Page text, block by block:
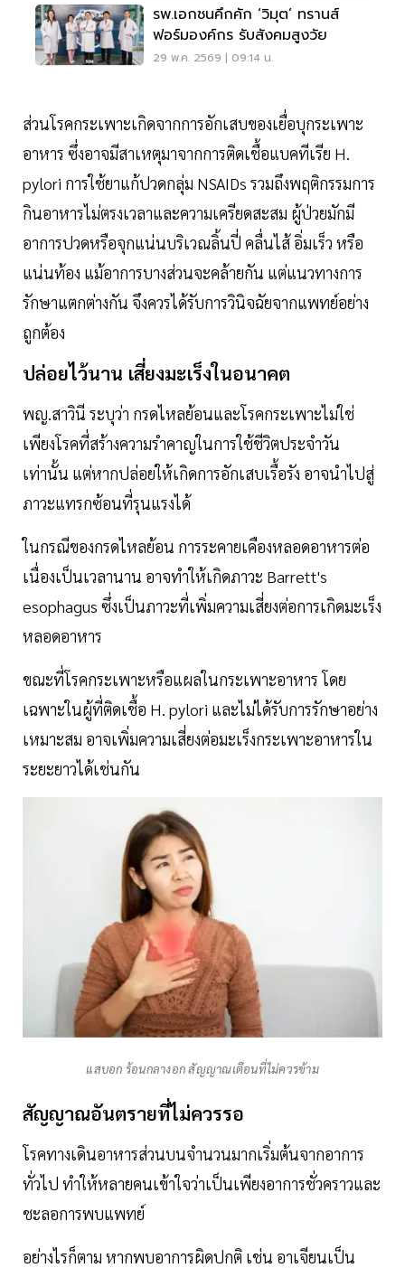
รพ.เอกชนคึกคัก ‘วิมุต’ ทรานส์
ฟอร์มองค์กร รับสังคมสูงวัย
29 พ.ค. 2569 | 09:14 น.
ส่วนโรคกระเพาะเกิดจากการอักเสบของเยื่อบุกระเพาะ
อาหาร ซึ่งอาจมีสาเหตุมาจากการติดเชื้อแบคทีเรีย H.
pylori การใช้ยาแก้ปวดกลุ่ม NSAIDs รวมถึงพฤติกรรมการ
กินอาหารไม่ตรงเวลาและความเครียดสะสม ผู้ป่วยมักมี
อาการปวดหรือจุกแน่นบริเวณลิ้นปี่ คลื่นไส้ อิ่มเร็ว หรือ
แน่นท้อง แม้อาการบางส่วนจะคล้ายกัน แต่แนวทางการ
รักษาแตกต่างกัน จึงควรได้รับการวินิจฉัยจากแพทย์อย่าง
ถูกต้อง
ปล่อยไว้นาน เสี่ยงมะเร็งในอนาคต
พญ.สาวินี ระบุว่า กรดไหลย้อนและโรคกระเพาะไม่ใช่
เพียงโรคที่สร้างความรำคาญในการใช้ชีวิตประจำวัน
เท่านั้น แต่หากปล่อยให้เกิดการอักเสบเรื้อรัง อาจนำไปสู่
ภาวะแทรกซ้อนที่รุนแรงได้
ในกรณีของกรดไหลย้อน การระคายเคืองหลอดอาหารต่อ
เนื่องเป็นเวลานาน อาจทำให้เกิดภาวะ Barrett's
esophagus ซึ่งเป็นภาวะที่เพิ่มความเสี่ยงต่อการเกิดมะเร็ง
หลอดอาหาร
ขณะที่โรคกระเพาะหรือแผลในกระเพาะอาหาร โดย
เฉพาะในผู้ที่ติดเชื้อ H. pylori และไม่ได้รับการรักษาอย่าง
เหมาะสม อาจเพิ่มความเสี่ยงต่อมะเร็งกระเพาะอาหารใน
ระยะยาวได้เช่นกัน
แสบอก ร้อนกลางอก สัญญาณเตือนที่ไม่ควรข้าม
สัญญาณอันตรายที่ไม่ควรรอ
โรคทางเดินอาหารส่วนบนจำนวนมากเริ่มต้นจากอาการ
ทั่วไป ทำให้หลายคนเข้าใจว่าเป็นเพียงอาการชั่วคราวและ
ชะลอการพบแพทย์
อย่างไรก็ตาม หากพบอาการผิดปกติ เช่น อาเจียนเป็น